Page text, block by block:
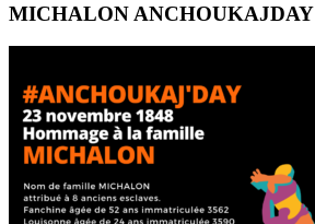
MICHALON ANCHOUKAJDAY